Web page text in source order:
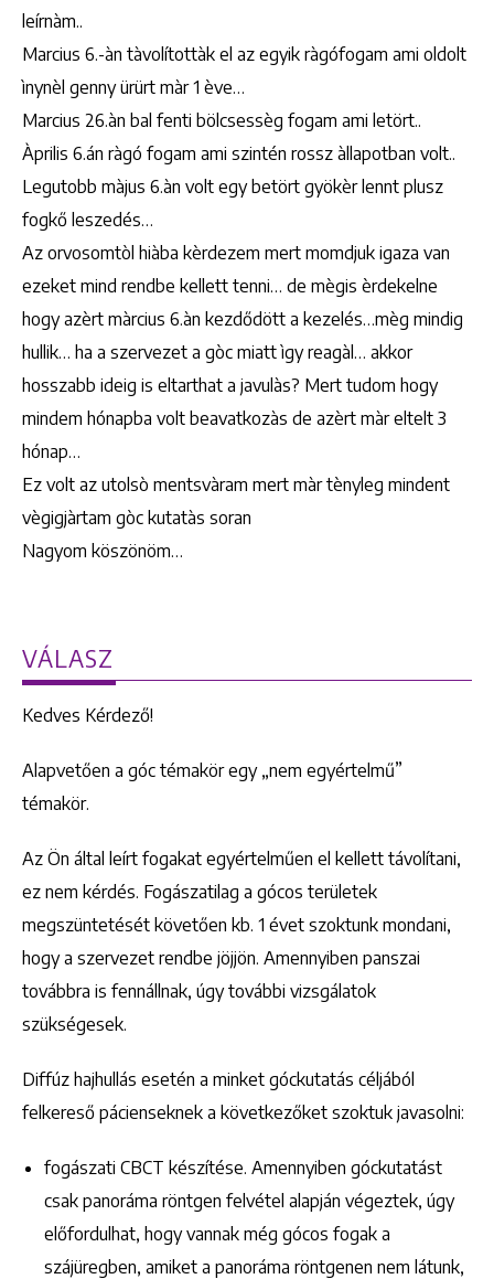
leírnàm..
Marcius 6.-àn tàvolítottàk el az egyik ràgófogam ami oldolt
ìnynèl genny ürürt màr 1 ève…
Marcius 26.àn bal fenti bölcsessèg fogam ami letört..
Àprilis 6.án ràgó fogam ami szintén rossz àllapotban volt..
Legutobb màjus 6.àn volt egy betört gyökèr lennt plusz
fogkő leszedés…
Az orvosomtòl hiàba kèrdezem mert momdjuk igaza van
ezeket mind rendbe kellett tenni… de mègis èrdekelne
hogy azèrt màrcius 6.àn kezdődött a kezelés…mèg mindig
hullik… ha a szervezet a gòc miatt ìgy reagàl… akkor
hosszabb ideig is eltarthat a javulàs? Mert tudom hogy
mindem hónapba volt beavatkozàs de azèrt màr eltelt 3
hónap…
Ez volt az utolsò mentsvàram mert màr tènyleg mindent
vègigjàrtam gòc kutatàs soran
Nagyom köszönöm…
VÁLASZ
Kedves Kérdező!
Alapvetően a góc témakör egy „nem egyértelmű”
témakör.
Az Ön által leírt fogakat egyértelműen el kellett távolítani,
ez nem kérdés. Fogászatilag a gócos területek
megszüntetését követően kb. 1 évet szoktunk mondani,
hogy a szervezet rendbe jöjjön. Amennyiben panszai
továbbra is fennállnak, úgy további vizsgálatok
szükségesek.
Diffúz hajhullás esetén a minket góckutatás céljából
felkereső pácienseknek a következőket szoktuk javasolni:
fogászati CBCT készítése. Amennyiben góckutatást
csak panoráma röntgen felvétel alapján végeztek, úgy
előfordulhat, hogy vannak még gócos fogak a
szájüregben, amiket a panoráma röntgenen nem látunk,